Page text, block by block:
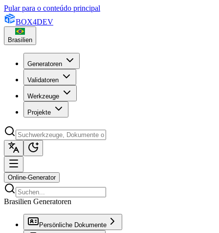
Pular para o conteúdo principal
BOX4DEV
Brasilien
Generatoren
Validatoren
Werkzeuge
Projekte
Online-Generator
Brasilien Generatoren
Persönliche Dokumente